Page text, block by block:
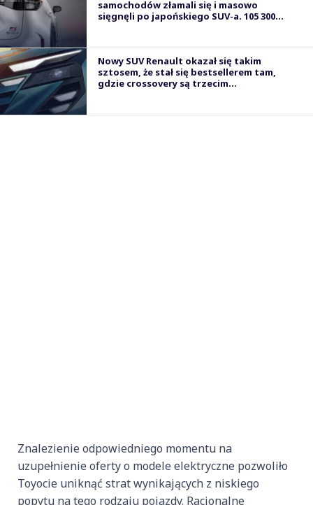
samochodów złamali się i masowo
sięgnęli po japońskiego SUV-a. 105 300...
Nowy SUV Renault okazał się takim
sztosem, że stał się bestsellerem tam,
gdzie crossovery są trzecim...
Znalezienie odpowiedniego momentu na
uzupełnienie oferty o modele elektryczne pozwoliło
Toyocie uniknąć strat wynikających z niskiego
popytu na tego rodzaju pojazdy. Racjonalne